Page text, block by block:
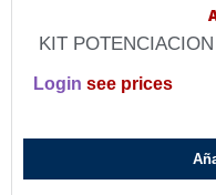
KIT
Login see prices